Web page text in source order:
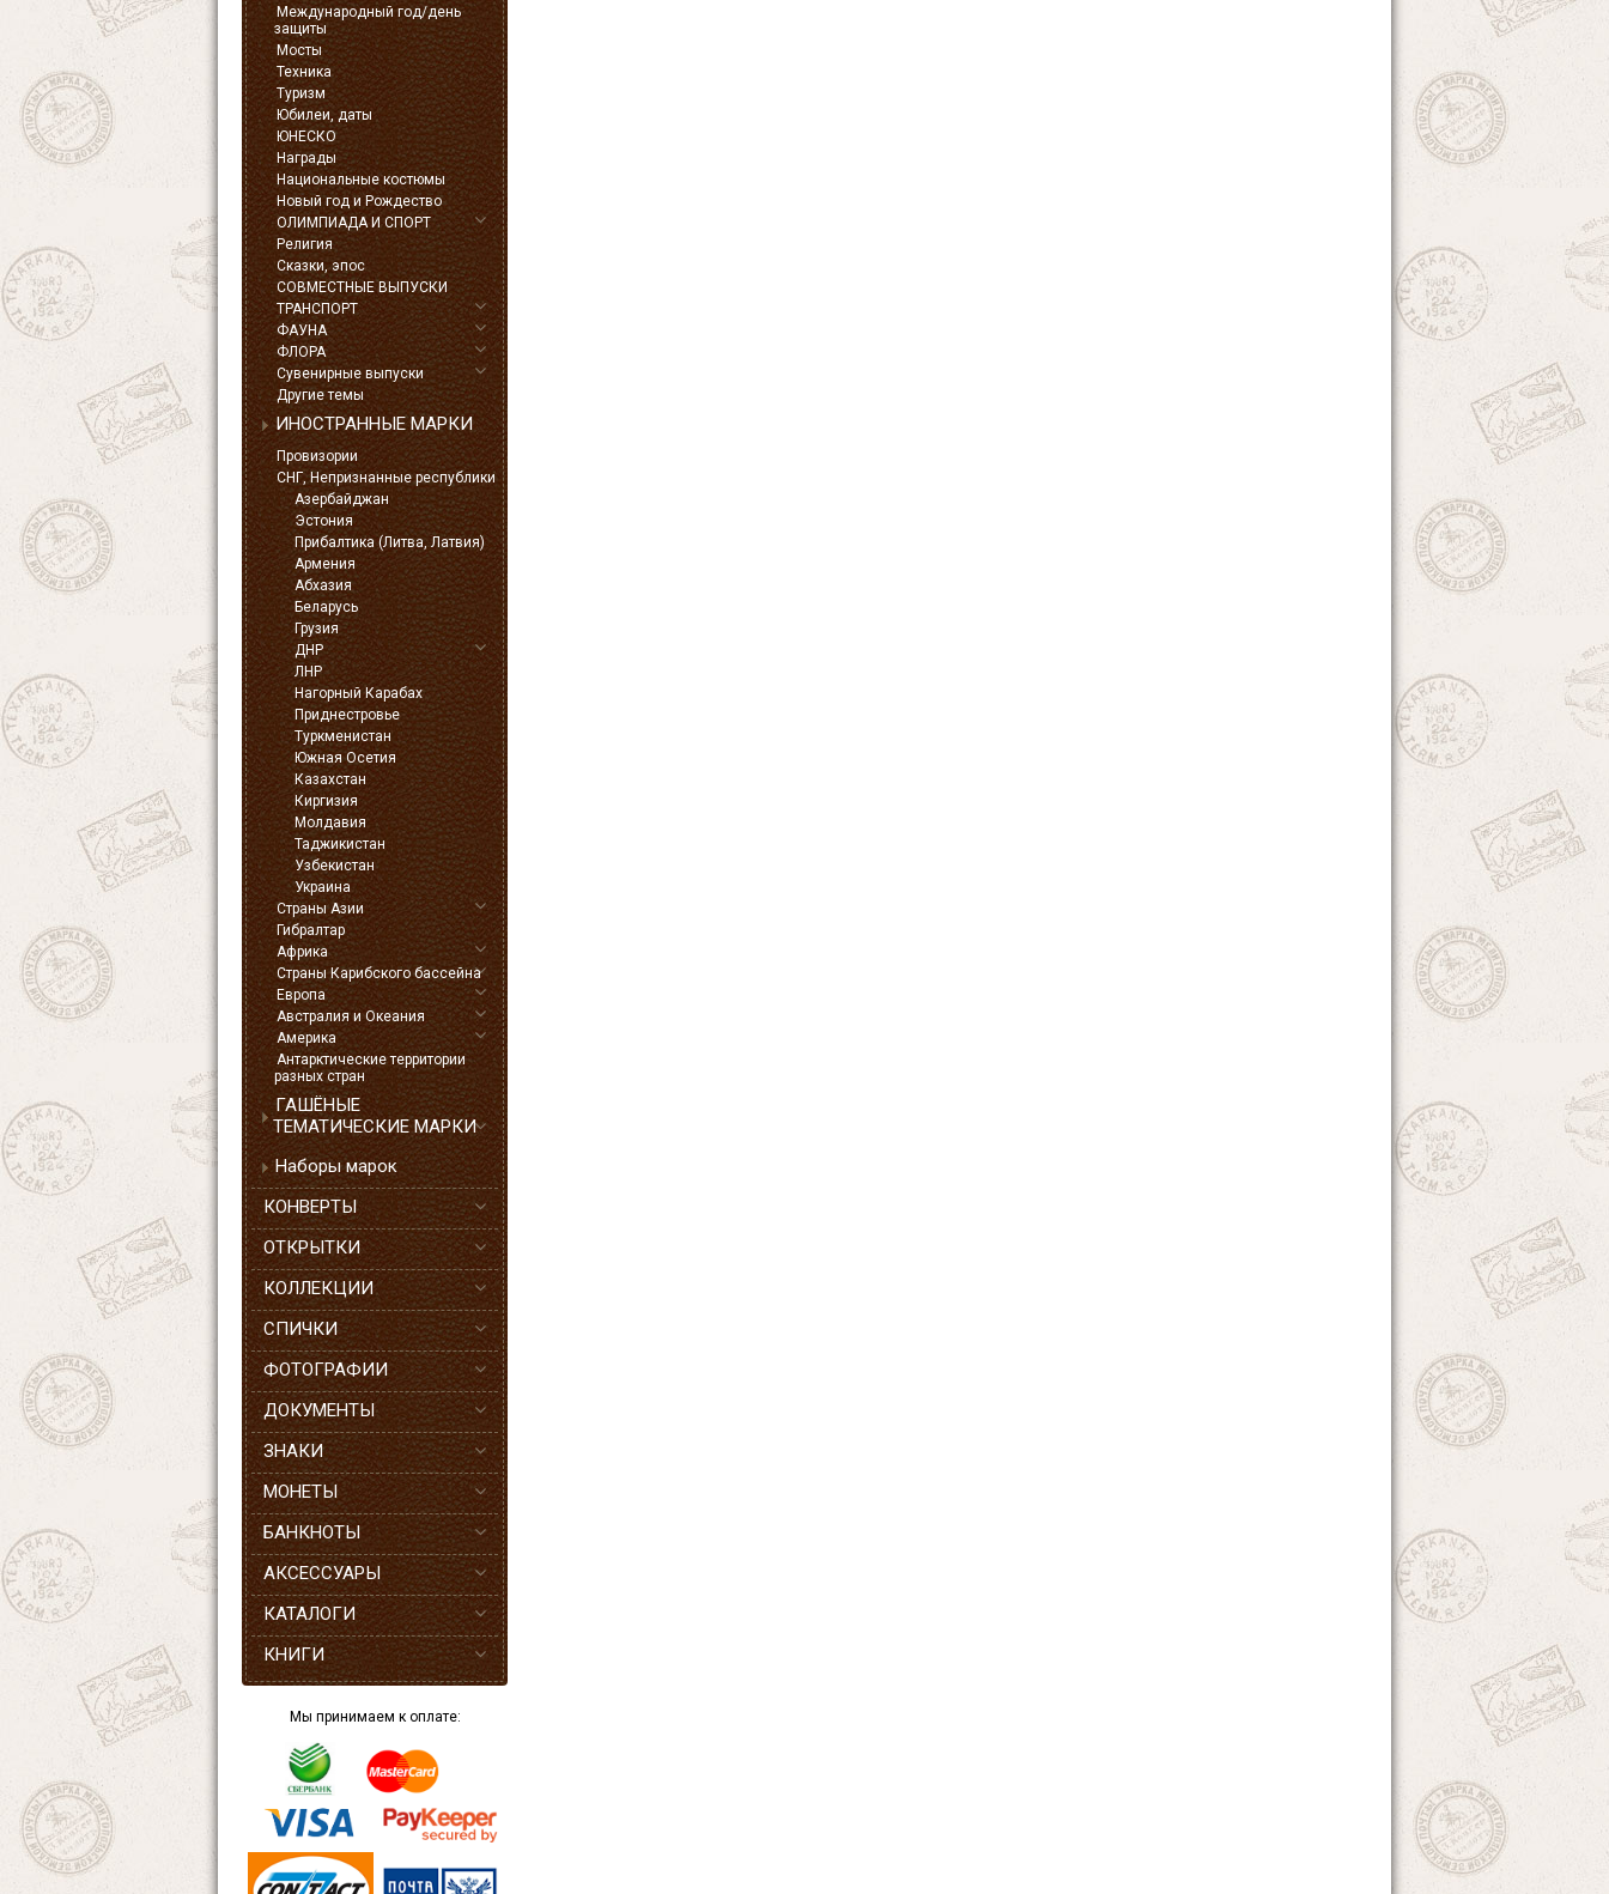
Международный год/день
защиты
Мосты
Техника
Туризм
Юбилеи, даты
ЮНЕСКО
Награды
Национальные костюмы
Новый год и Рождество
ОЛИМПИАДА И СПОРТ
Религия
Сказки, эпос
СОВМЕСТНЫЕ ВЫПУСКИ
ТРАНСПОРТ
ФАУНА
ФЛОРА
Сувенирные выпуски
Другие темы
ИНОСТРАННЫЕ МАРКИ
Провизории
СНГ, Непризнанные республики
Азербайджан
Эстония
Прибалтика (Литва, Латвия)
Армения
Абхазия
Беларусь
Грузия
ДНР
ЛНР
Нагорный Карабах
Приднестровье
Туркменистан
Южная Осетия
Казахстан
Киргизия
Молдавия
Таджикистан
Узбекистан
Украина
Страны Азии
Гибралтар
Африка
Страны Карибского бассейна
Европа
Австралия и Океания
Америка
Антарктические территории
разных стран
ГАШЁНЫЕ
ТЕМАТИЧЕСКИЕ МАРКИ
Наборы марок
КОНВЕРТЫ
ОТКРЫТКИ
КОЛЛЕКЦИИ
СПИЧКИ
ФОТОГРАФИИ
ДОКУМЕНТЫ
ЗНАКИ
МОНЕТЫ
БАНКНОТЫ
АКСЕССУАРЫ
КАТАЛОГИ
КНИГИ
Мы принимаем к оплате: